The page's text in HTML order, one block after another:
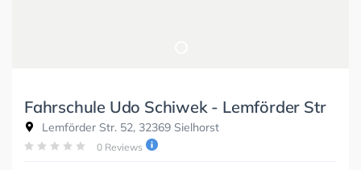
Fahrschule Udo Schiwek - Lemförder Str
Lemförder Str. 52, 32369 Sielhorst
0 Reviews